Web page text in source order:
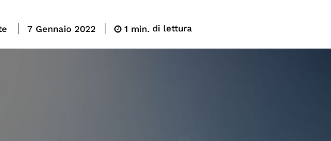
7 Gennaio 2022 1 min. di lettura